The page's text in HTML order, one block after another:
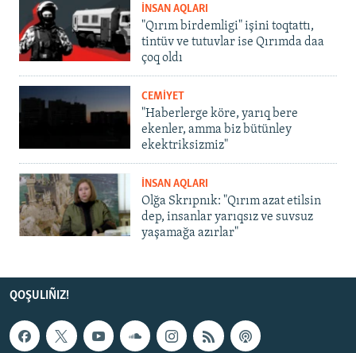
İNSAN AQLARI
"Qırım birdemligi" işini toqtattı,
tintüv ve tutuvlar ise Qırımda daa
çoq oldı
CEMİYET
"Haberlerge köre, yarıq bere
ekenler, amma biz bütünley
ekektriksizmiz"
İNSAN AQLARI
Olğa Skrıpnık: "Qırım azat etilsin
dep, insanlar yarıqsız ve suvsuz
yaşamağa azırlar"
QOŞULIÑIZ!